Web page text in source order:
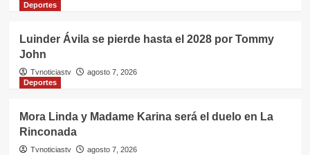
Deportes
Luinder Ávila se pierde hasta el 2028 por Tommy
John
Tvnoticiastv
agosto 7, 2026
Deportes
Mora Linda y Madame Karina será el duelo en La
Rinconada
Tvnoticiastv agosto 7, 2026